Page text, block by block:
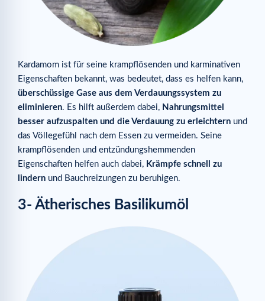
Kardamom ist für seine krampflösenden und karminativen
Eigenschaften bekannt, was bedeutet, dass es helfen kann,
überschüssige Gase aus dem Verdauungssystem zu
eliminieren. Es hilft außerdem dabei, Nahrungsmittel
besser aufzuspalten und die Verdauung zu erleichtern und
das Völlegefühl nach dem Essen zu vermeiden. Seine
krampflösenden und entzündungshemmenden
Eigenschaften helfen auch dabei, Krämpfe schnell zu
lindern und Bauchreizungen zu beruhigen.
3- Ätherisches Basilikumöl